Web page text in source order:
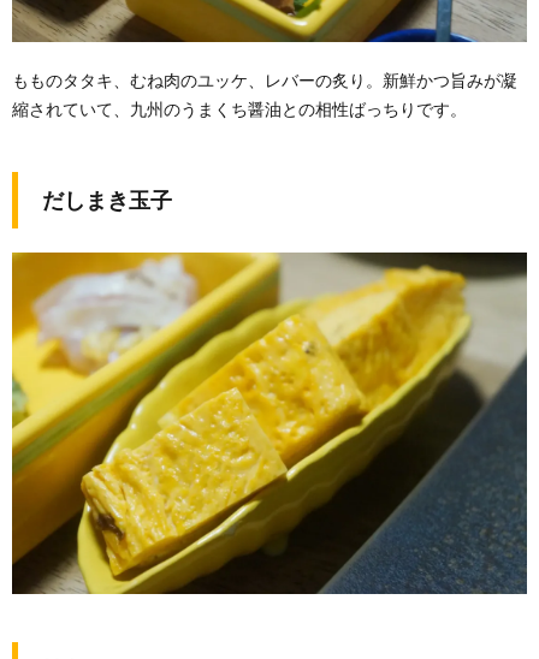
もものタタキ、むね肉のユッケ、レバーの炙り。新鮮かつ旨みが凝
縮されていて、九州のうまくち醤油との相性ばっちりです。
だしまき玉子